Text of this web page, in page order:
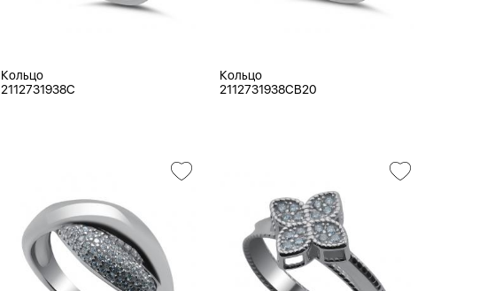
Кольцо
2112731938C
Кольцо
2112731938CB20